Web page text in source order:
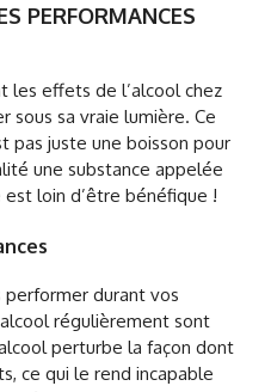
PERFORMANCES
les effets de l’alcool chez
sous sa vraie lumière. Ce
pas juste une boisson pour
une substance appelée
loin d’être bénéfique !
durant vos
régulièrement sont
perturbe la façon dont
ce qui le rend incapable